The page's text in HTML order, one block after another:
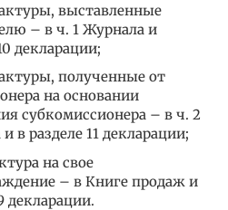
выставленные
– в ч. 1 Журнала и
декларации;
полученные от
на основании
субкомиссионера – в ч. 2
в разделе 11 декларации;
на свое
– в Книге продаж и
декларации.